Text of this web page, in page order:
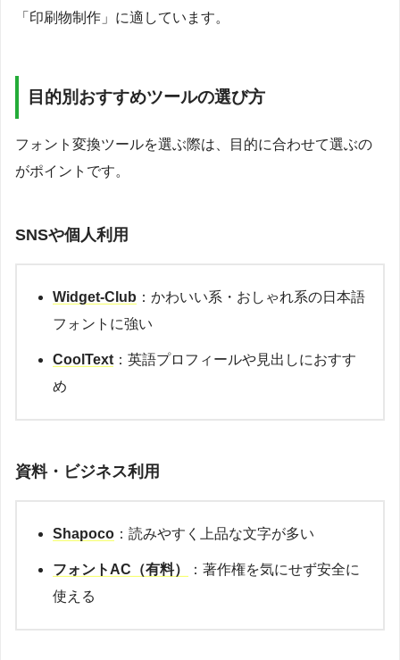
「印刷物制作」に適しています。
目的別おすすめツールの選び方
フォント変換ツールを選ぶ際は、目的に合わせて選ぶの
がポイントです。
SNSや個人利用
Widget-Club ：かわいい系・おしゃれ系の日本語
フォントに強い
CoolText ：英語プロフィールや見出しにおすす
め
資料・ビジネス利用
Shapoco ：読みやすく上品な文字が多い
フォントAC（有料）
：著作権を気にせず安全に
使える